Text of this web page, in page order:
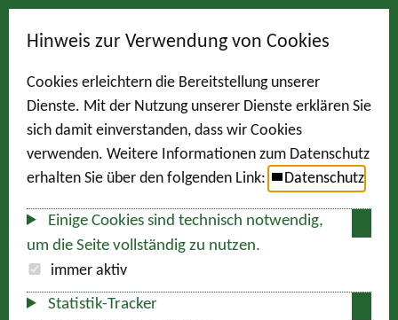
Hinweis zur Verwendung von Cookies
Cookies erleichtern die Bereitstellung unserer
Dienste. Mit der Nutzung unserer Dienste erklären Sie
sich damit einverstanden, dass wir Cookies
verwenden. Weitere Informationen zum Datenschutz
erhalten Sie über den folgenden Link:
Datenschutz
Einige Cookies sind technisch notwendig,
um die Seite vollständig zu nutzen.
immer aktiv
Statistik-Tracker